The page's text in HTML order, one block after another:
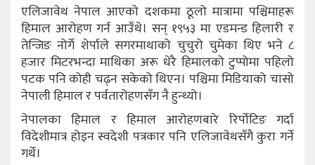
एलिजावेथ नेपाल आएको दशकमा ठूलो मात्रामा पश्चिमाहरू
हिमाल आरोहण गर्न आउँथे। सन् १९५३ मा एडमन्ड हिलारी र
तेन्जिङ नोर्गे शेर्पाले सगरमाथाको चुचुरो चुमेका थिए भने ८
हजार मिटरभन्दा माथिका अरू धेरै हिमालको टुप्पोमा पहिलो
पटक पनि कोही चढ्न सकेको थिएन। पश्चिमा मिडियाको चासो
नेपाली हिमाल र पर्वतारोहणसँग नै हुन्थ्यो।
नेपालका हिमाल र हिमाल आरोहणबारे रिर्पोटिङ गर्दा
विदेशीमात्र होइन स्वदेशी पत्रकार पनि एलिजावेथसँगै कुरा गर्ने
गर्थे।